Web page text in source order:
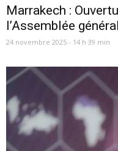
Marrakech :
l’Assemblée
24 novembre 2025 - 14 h 39 min